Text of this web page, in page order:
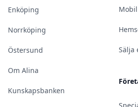
Enköping
Norrköping
Östersund
Om Alina
Kunskapsbanken
Sälja